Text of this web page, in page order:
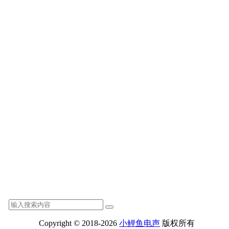
Copyright © 2018-2026小鲤鱼电声 版权所有